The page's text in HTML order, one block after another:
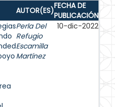
AUTOR(ES)FECHA DE
PUBLICACIÓN
Perla Del
Refugio
Escamilla
Martínez
10-dic-2022